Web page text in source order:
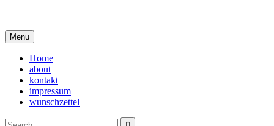
content
Menu
Home
about
kontakt
impressum
wunschzettel
Search